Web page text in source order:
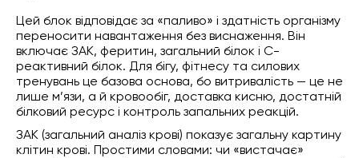
Цей блок відповідає за «паливо» і здатність організму
переносити навантаження без виснаження. Він
включає ЗАК, феритин, загальний білок і С-
реактивний білок. Для бігу, фітнесу та силових
тренувань це базова основа, бо витривалість — це не
лише м’язи, а й кровообіг, доставка кисню, достатній
білковий ресурс і контроль запальних реакцій.
ЗАК (загальний аналіз крові) показує загальну картину
клітин крові. Простими словами: чи «вистачає»